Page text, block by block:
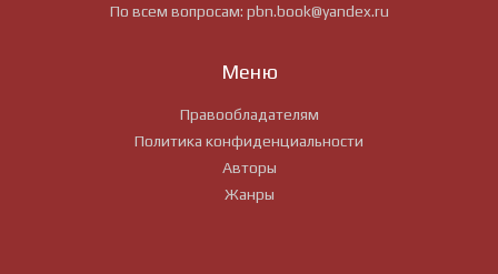
По всем вопросам: pbn.book@yandex.ru
Меню
Правообладателям
Политика конфиденциальности
Авторы
Жанры